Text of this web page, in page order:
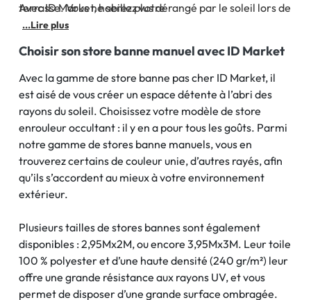
terrasse. Vous ne serez plus dérangé par le soleil lors de
vos repas en extérieur grâce au store pour terrasse, et
terrasse.
Avec ID Market, habillez votre
...Lire plus
Choisir son store banne manuel avec ID Market
Avec la gamme de store banne pas cher ID Market, il
est aisé de vous créer un espace détente à l’abri des
rayons du soleil. Choisissez votre modèle de store
enrouleur occultant : il y en a pour tous les goûts. Parmi
notre gamme de stores banne manuels, vous en
trouverez certains de couleur unie, d’autres rayés, afin
qu’ils s’accordent au mieux à votre environnement
extérieur.
Plusieurs tailles de stores bannes sont également
disponibles : 2,95Mx2M, ou encore 3,95Mx3M. Leur toile
100 % polyester et d’une haute densité (240 gr/m²) leur
offre une grande résistance aux rayons UV, et vous
permet de disposer d’une grande surface ombragée.